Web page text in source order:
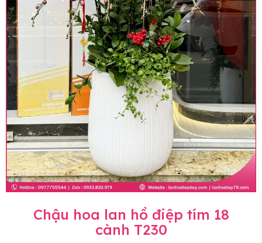
Chậu hoa lan hồ điệp tím 18
cành T230